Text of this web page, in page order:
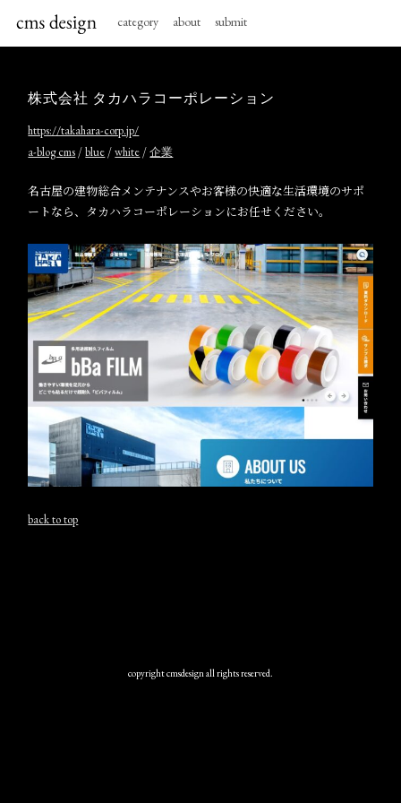
category about submit
株式会社 タカハラコーポレーション
https://takahara-corp.jp/
a-blog cms /blue /white /企業
名古屋の建物総合メンテナンスやお客様の快適な生活環境のサポ
ートなら、タカハラコーポレーションにお任せください。
back to top
copyright cmsdesign all rights reserved.